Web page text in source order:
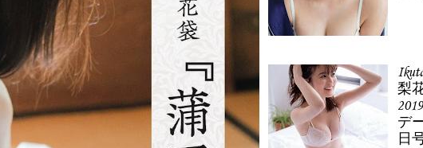
梨
デ
日